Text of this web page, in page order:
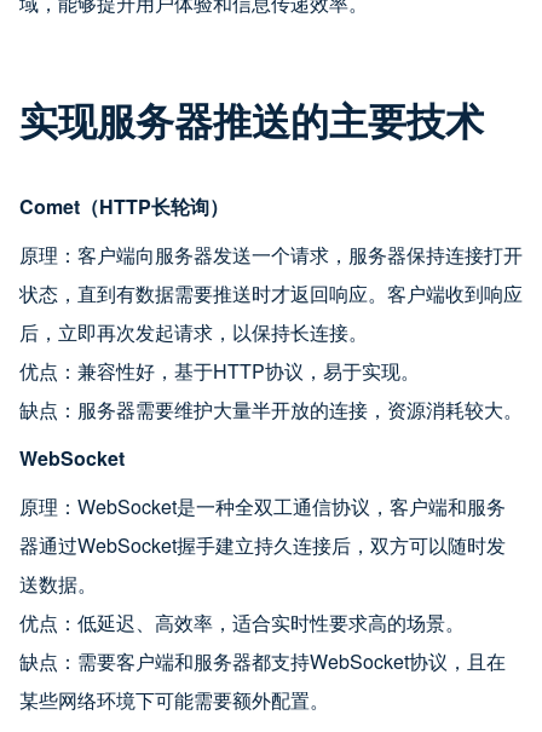
实现服务器推送的主要技术
Comet（HTTP长轮询）
原理：客户端向服务器发送一个请求，服务器保持连接打开
状态，直到有数据需要推送时才返回响应。客户端收到响应
后，立即再次发起请求，以保持长连接。
优点：兼容性好，基于HTTP协议，易于实现。
缺点：服务器需要维护大量半开放的连接，资源消耗较大。
WebSocket
原理：WebSocket是一种全双工通信协议，客户端和服务
器通过WebSocket握手建立持久连接后，双方可以随时发
送数据。
优点：低延迟、高效率，适合实时性要求高的场景。
缺点：需要客户端和服务器都支持WebSocket协议，且在
某些网络环境下可能需要额外配置。